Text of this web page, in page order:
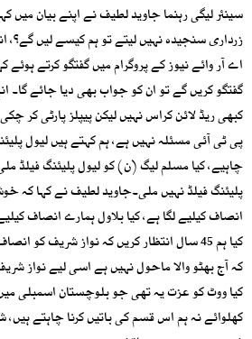
سینئر لیگی رہنما جاوید لطیف نے اپنے بیان میں
زرداری سنجیدہ نہیں لیتے تو ہم کیسے لیں
اے آر وائے نیوز کے پروگرام میں گفتگو کرتے
گفتگو کریں گے تو ان کو جواب بھی دیا جائے گا۔
کبھی ریڈ لائن کراس نہیں لیکن پیپلز پارٹی کر
پی ٹی آئی مسئلہ نہیں ہے، ہم کہتے ہیں لیول
چاہیے، کیا مسلم لیگ (ن) کو لیول پلیئنگ فیلڈ
پلیئنگ فیلڈ نہیں ملی۔جاوید لطیف نے کہا کہ
کیا ہم 45 سال انتظار کریں کہ نواز شریف
کہ آج بھٹو والا ماحول نہیں ہے اسی لیے نواز
کیا ووٹ کو عزت یہ تھی جو بلوچستان اسمبلی میں
کھلوائے نہ ہم اس قسم کی باتیں کرنا چاہتے ہیں،